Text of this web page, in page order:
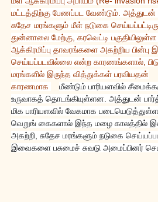
மட்டத்திற்கு பேணப்பட வேண்டும். அத்துடன்
சுதேச மரங்களும் மீள் நடுகை
துன்னாலை மேற்கு, கரவெட்டி
ஆக்கிரமிப்பு தாவரங்களை அகற்றிய பின்பு
செய்யப்படவில்லை என்ற காரணங்களால்,
மரங்களில் இருந்த வித்துக்கள் பரவியதன்
காரணமாக
மீண்டும் பாரியளவில்
உருவாகத் தொடங்கியுள்ளன. அத்துடன்
மிக பாரியளவில் வேகமாக
வெறுங் கைகளால் இந்த மழை காலத்தில்
அகற்றி, சுதேச மரங்களும் நடுகை
இவைகளை பசுமைச் சுவடு அமைப்பினர்